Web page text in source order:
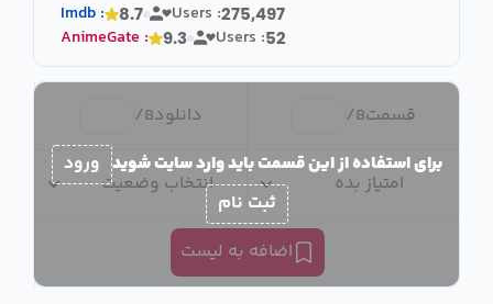
Imdb : 8.7 Users :275,497
AnimeGate : 9.3 Users :52
قسمت8
/ دانلود8
/
امتیاز بده انتخاب وضعیت
اضافه به لیست
برای استفاده از این قسمت باید وارد سایت شوید ورود
ثبت نام